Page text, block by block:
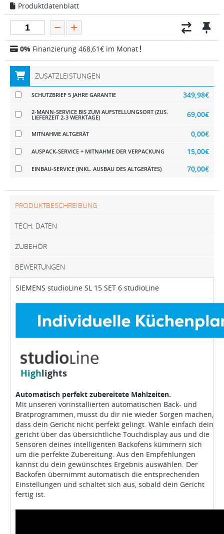
Produktdatenblatt
0% Finanzierung 468,61€ im Monat
ZUSATZLEISTUNGEN
SCHUTZBRIEF 5 JAHRE GARANTIE 349,98€
2-MANN-SERVICE BIS ZUM AUFSTELLUNGSORT (ZUS.
LIEFERZEIT 2-3 WERKTAGE) 69,00€
MITNAHME ALTGERÄT 0,00€
AUSPACK-SERVICE + MITNAHME DER VERPACKUNG 15,00€
EINBAU-SERVICE (INKL. AUSBAU DES ALTGERÄTES) 70,00€
PRODUKTBESCHREIBUNG
TECH. DATEN
ZUBEHÖR
BEWERTUNGEN
SIEMENS studioLine SL 15 SET 6 studioLine
Highlights
Automatisch perfekt zubereitete Mahlzeiten.
Mit unseren vorinstallierten automatischen Back- und
Bratprogrammen, musst du dir nie wieder Sorgen machen,
dass dein Gericht nicht perfekt gelingt. Wähle einfach dein
gericht über das übersichtliche Touchdisplay aus und die
Sensoren deines intelligenten Backofens kümmern sich
um die perfekte Zubereitung. Aus den Empfehlungen
kannst du dein gewünschtes Ergebnis auswählen. Der
Backofen übernimmt automatisch die entsprechenden
Einstellungen und schaltet sich aus, sobald dein Gericht
fertig ist.